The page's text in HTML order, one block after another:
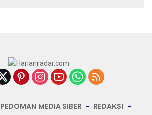
PEDOMAN MEDIA SIBER
REDAKSI